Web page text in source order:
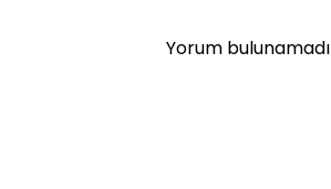
Yorum bulunamadı